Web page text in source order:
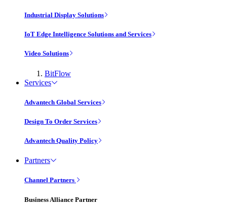
Industrial Display Solutions
IoT Edge Intelligence Solutions and Services
Video Solutions
BitFlow
Services
Advantech Global Services
Design To Order Services
Advantech Quality Policy
Partners
Channel Partners
Business Alliance Partner